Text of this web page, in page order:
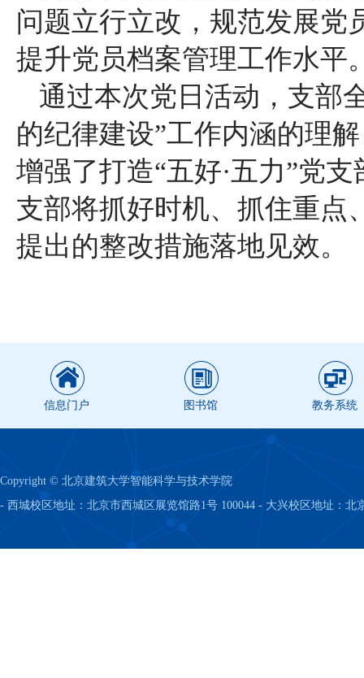
问题立行立改，规范发展党
提升党员档案管理工作水平
通过本次党日活动，支部
的纪律建设”工作内涵的理
增强了打造“五好·五力”党
支部将抓好时机、抓住重点
提出的整改措施落地见效。
信息门户 图书馆 教务系统
Copyright © 北京建筑大学智能科学与技术学院
- 西城校区地址：北京市西城区展览馆路1号 100044 - 大兴校区地址：北